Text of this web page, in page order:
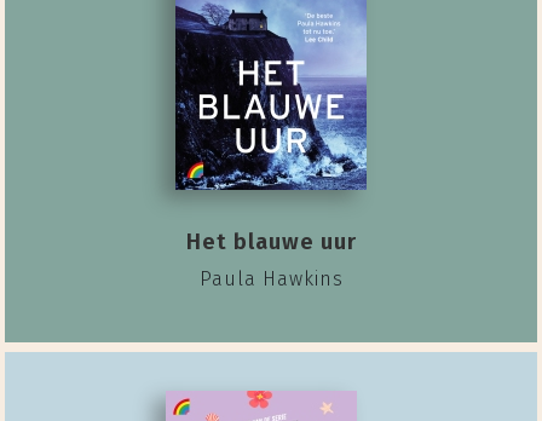
Het blauwe uur
Paula Hawkins